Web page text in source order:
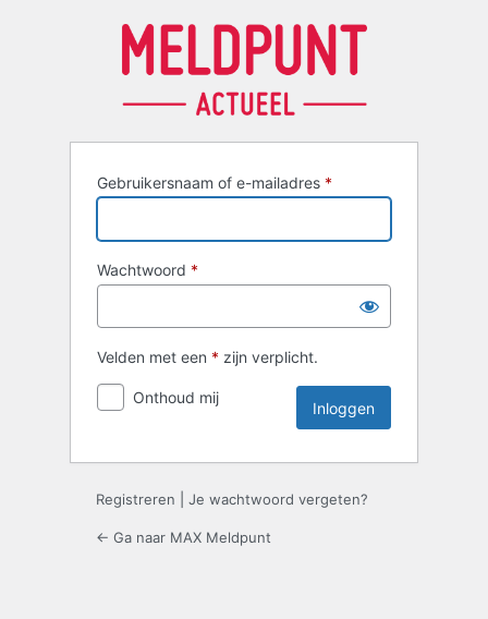
Gebruikersnaam of e-mailadres *
Wachtwoord *
Velden met een * zijn verplicht.
Onthoud mij
Registreren Je wachtwoord vergeten?
← Ga naar MAX Meldpunt